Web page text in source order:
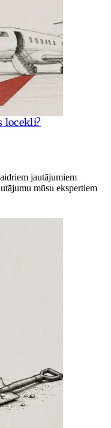
locekli?
jautājumiem
mūsu ekspertiem